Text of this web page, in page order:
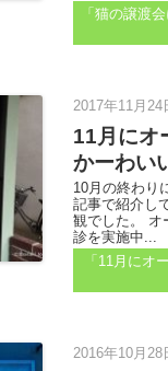
「猫の譲渡
2017年11月24
11月にオ
かーわい
10月の終わり
記事で紹介し
観でした。 オ
診を実施中...
「11月にオ
2016年10月28